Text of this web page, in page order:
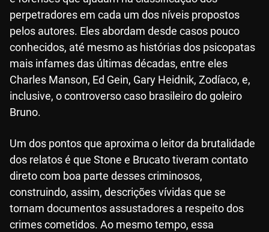
perpetradores em cada um dos níveis propostos
pelos autores. Eles abordam desde casos pouco
conhecidos, até mesmo as histórias dos psicopatas
mais infames das últimas décadas, entre eles
Charles Manson, Ed Gein, Gary Heidnik, Zodíaco, e,
inclusive, o controverso caso brasileiro do goleiro
Bruno.
Um dos pontos que aproxima o leitor da brutalidade
dos relatos é que Stone e Brucato tiveram contato
direto com boa parte desses criminosos,
construindo, assim, descrições vívidas que se
tornam documentos assustadores a respeito dos
crimes cometidos. Ao mesmo tempo, essa